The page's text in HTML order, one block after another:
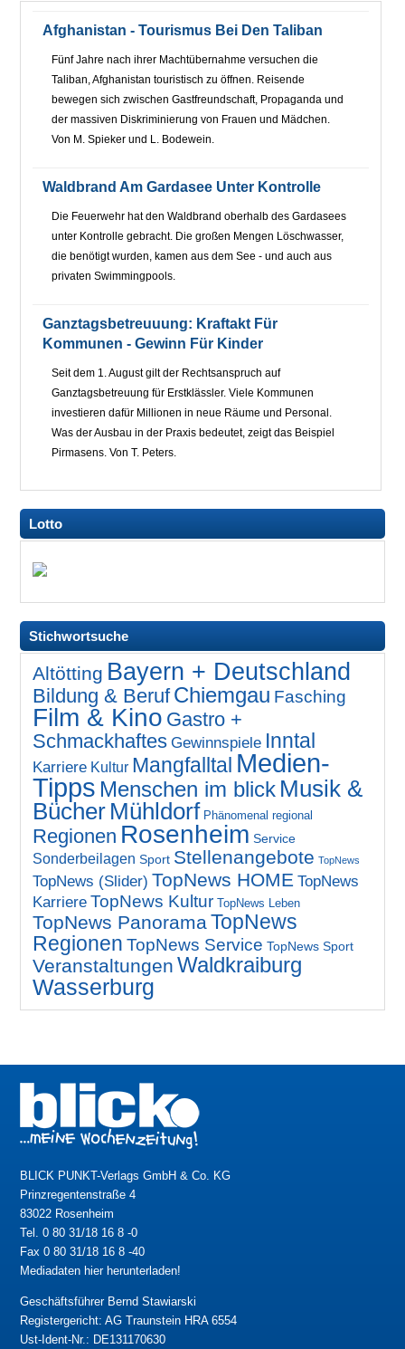
Afghanistan - Tourismus Bei Den Taliban
Fünf Jahre nach ihrer Machtübernahme versuchen die
Taliban, Afghanistan touristisch zu öffnen. Reisende
bewegen sich zwischen Gastfreundschaft, Propaganda und
der massiven Diskriminierung von Frauen und Mädchen.
Von M. Spieker und L. Bodewein.
Waldbrand Am Gardasee Unter Kontrolle
Die Feuerwehr hat den Waldbrand oberhalb des Gardasees
unter Kontrolle gebracht. Die großen Mengen Löschwasser,
die benötigt wurden, kamen aus dem See - und auch aus
privaten Swimmingpools.
Ganztagsbetreuuung: Kraftakt Für
Kommunen - Gewinn Für Kinder
Seit dem 1. August gilt der Rechtsanspruch auf
Ganztagsbetreuung für Erstklässler. Viele Kommunen
investieren dafür Millionen in neue Räume und Personal.
Was der Ausbau in der Praxis bedeutet, zeigt das Beispiel
Pirmasens. Von T. Peters.
Lotto
Stichwortsuche
Altötting Bayern + Deutschland
Bildung & Beruf Chiemgau Fasching
Film & Kino Gastro +
Schmackhaftes Gewinnspiele Inntal
Karriere Kultur Mangfalltal Medien-
Tipps Menschen im blick Musik &
Bücher Mühldorf Phänomenal regional
Regionen Rosenheim Service
Sonderbeilagen Sport Stellenangebote TopNews
TopNews (Slider) TopNews HOME TopNews
Karriere TopNews Kultur TopNews Leben
TopNews PanoramaTopNews
Regionen TopNews Service TopNews Sport
Veranstaltungen Waldkraiburg
Wasserburg
BLICK PUNKT-Verlags GmbH & Co. KG
Prinzregentenstraße 4
83022 Rosenheim
Tel. 0 80 31/18 16 8 -0
Fax 0 80 31/18 16 8 -40
Mediadaten hier herunterladen!
Geschäftsführer Bernd Stawiarski
Registergericht: AG Traunstein HRA 6554
Ust-Ident-Nr.: DE131170630